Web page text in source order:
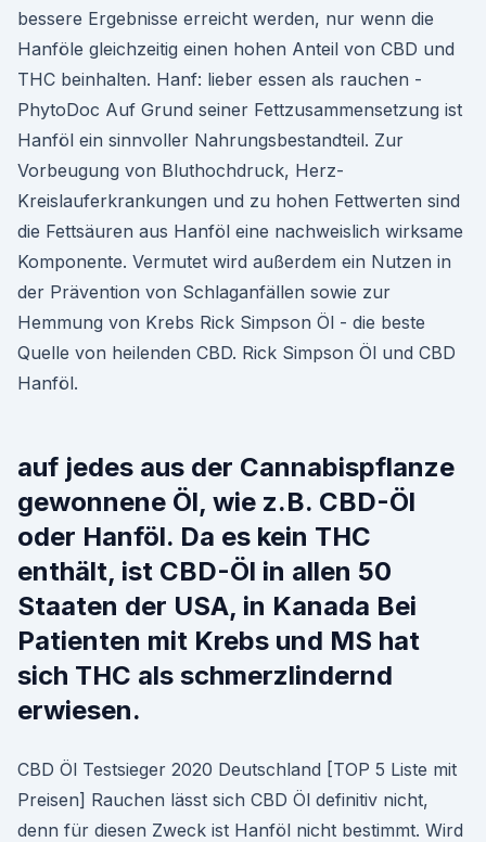
bessere Ergebnisse erreicht werden, nur wenn die
Hanföle gleichzeitig einen hohen Anteil von CBD und
THC beinhalten. Hanf: lieber essen als rauchen -
PhytoDoc Auf Grund seiner Fettzusammensetzung ist
Hanföl ein sinnvoller Nahrungsbestandteil. Zur
Vorbeugung von Bluthochdruck, Herz-
Kreislauferkrankungen und zu hohen Fettwerten sind
die Fettsäuren aus Hanföl eine nachweislich wirksame
Komponente. Vermutet wird außerdem ein Nutzen in
der Prävention von Schlaganfällen sowie zur
Hemmung von Krebs Rick Simpson Öl - die beste
Quelle von heilenden CBD. Rick Simpson Öl und CBD
Hanföl.
auf jedes aus der Cannabispflanze
gewonnene Öl, wie z.B. CBD-Öl
oder Hanföl. Da es kein THC
enthält, ist CBD-Öl in allen 50
Staaten der USA, in Kanada Bei
Patienten mit Krebs und MS hat
sich THC als schmerzlindernd
erwiesen.
CBD Öl Testsieger 2020 Deutschland [TOP 5 Liste mit
Preisen] Rauchen lässt sich CBD Öl definitiv nicht,
denn für diesen Zweck ist Hanföl nicht bestimmt. Wird